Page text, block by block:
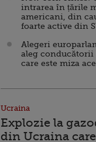
intrarea în țările
americani, din
foarte active din
Alegeri
aleg
care este miza
Ucraina
Explozie la
din Ucraina